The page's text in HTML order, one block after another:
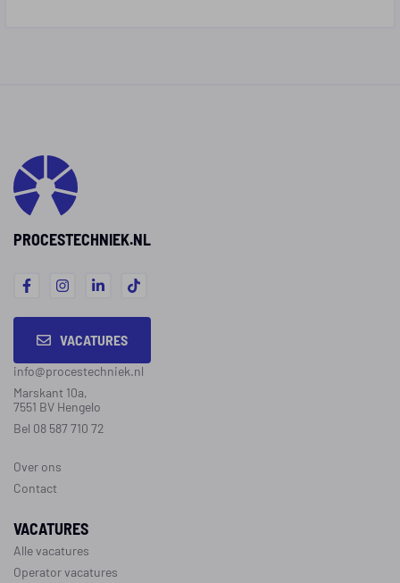
PROCESTECHNIEK.NL
VACATURES
info@procestechniek.nl
Marskant 10a,
7551 BV Hengelo
Bel 08 587 710 72
Over ons
Contact
VACATURES
Alle vacatures
Operator vacatures